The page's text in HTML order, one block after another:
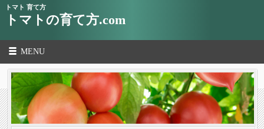
トマト 育て方
トマトの育て方.com
MENU